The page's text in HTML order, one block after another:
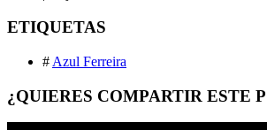
ETIQUETAS
# Azul Ferreira
¿QUIERES COMPARTIR ESTE